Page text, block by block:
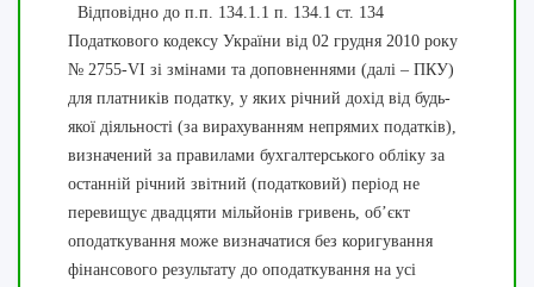
Відповідно до п.п. 134.1.1 п. 134.1 ст. 134
Податкового кодексу України від 02 грудня 2010 року
№ 2755-VI зі змінами та доповненнями (далі – ПКУ)
для платників податку, у яких річний дохід від будь-
якої діяльності (за вирахуванням непрямих податків),
визначений за правилами бухгалтерського обліку за
останній річний звітний (податковий) період не
перевищує двадцяти мільйонів гривень, об’єкт
оподаткування може визначатися без коригування
фінансового результату до оподаткування на усі